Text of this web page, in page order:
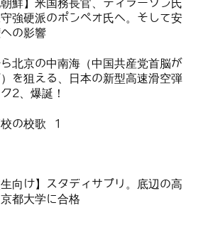
朝鮮】米国務長官、ティラーソン氏
強硬派のポンぺオ氏へ。そして安
の影響
北京の中南海（中国共産党首脳が
を狙える、日本の新型高速滑空弾
2、爆誕！
の校歌 1
生向け】スタディサプリ。底辺の高
都大学に合格